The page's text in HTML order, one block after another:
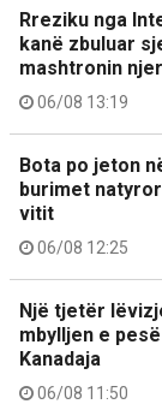
Rreziku nga
kanë zbuluar
mashtronin
06/08 13:19
Bota po jeton
burimet
vitit
06/08 12:25
Një tjetër
mbylljen e
Kanadaja
06/08 11:50